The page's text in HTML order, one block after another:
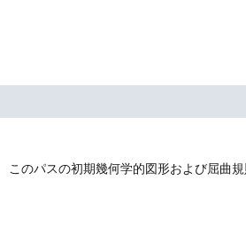
このパスの初期幾何学的図形および屈曲